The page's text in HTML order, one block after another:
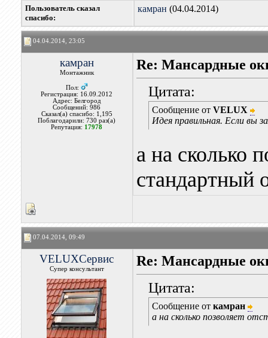
Пользователь сказал
cпасибо:
камран (04.04.2014)
04.04.2014, 23:05
камран
Монтажник
Пол:
Регистрация: 16.09.2012
Адрес: Белгород
Сообщений: 986
Сказал(а) спасибо: 1,195
Поблагодарили: 730 раз(а)
Репутация: 17978
Re: Мансардные
Цитата:
Сообщение от VELUX
Идея правильная. Если вы
а на сколько
стандартный
07.04.2014, 09:49
VELUXСервис
Супер консультант
Re: Мансардные
Цитата:
Сообщение от камран
а на сколько позволяет